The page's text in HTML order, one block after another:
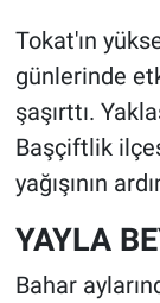
Tokat'ın
günlerinde
şaşırttı.
Başçiftlik
yağışının
YAYLA
Bahar